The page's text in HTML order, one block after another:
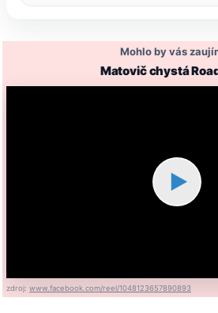
Mohlo by vás
Matovič chystá
▶
zdroj: www.facebook.com/reel/1048123657890893